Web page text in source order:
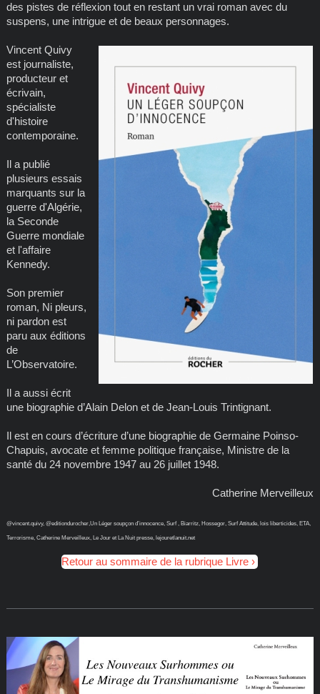
des pistes de réflexion tout en restant un vrai roman avec du
suspens, une intrigue et de beaux personnages.
Vincent Quivy
est journaliste,
producteur et
écrivain,
spécialiste
d'histoire
contemporaine.
Il a publié
plusieurs essais
marquants sur la
guerre d'Algérie,
la Seconde
Guerre mondiale
et l'affaire
Kennedy.
Son premier
roman, Ni pleurs,
ni pardon est
paru aux éditions
de
L’Observatoire.
Il a aussi écrit
une biographie d’Alain Delon et de Jean-Louis Trintignant.
Il est en cours d’écriture d’une biographie de Germaine Poinso-
Chapuis, avocate et femme politique française, Ministre de la
santé du 24 novembre 1947 au 26 juillet 1948.
Catherine Merveilleux
@vincent.quivy, @editiondurocher,Un Léger soupçon d’innocence, Surf , Biarritz, Hossegor, Surf Attitude, lois liberticides, ETA,
Terrorisme, Catherine Merveilleux, Le Jour et La Nuit presse, lejouretlanuit.net
Retour au sommaire de la rubrique Livre